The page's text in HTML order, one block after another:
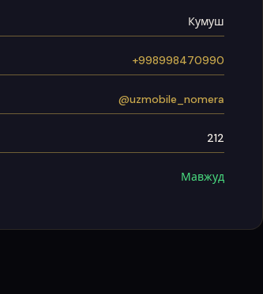
Кумуш
+998998470990
@uzmobile_nomera
212
Мавжуд